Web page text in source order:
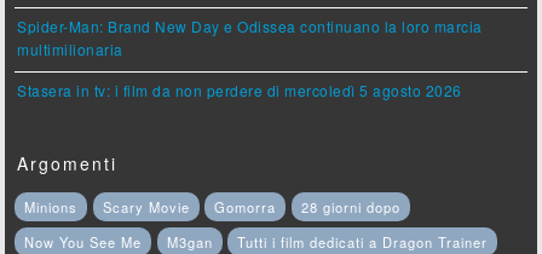
Spider-Man: Brand New Day e Odissea continuano la loro marcia
multimilionaria
Stasera in tv: i film da non perdere di mercoledì 5 agosto 2026
Argomenti
Minions Scary Movie Gomorra
28 giorni dopo
Now You See Me
M3gan
Tutti i film dedicati a Dragon Trainer